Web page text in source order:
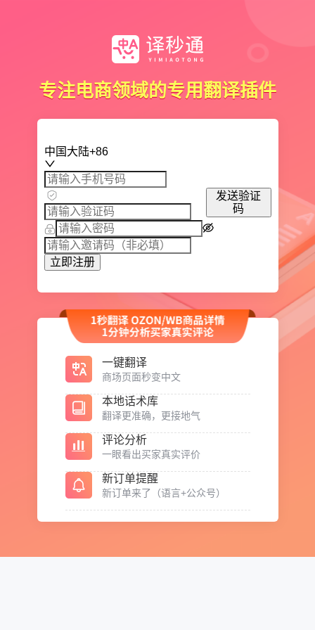
专注电商领域的专用翻译插件
中国大陆+86
发送验证
码
立即注册
一键翻译
商场页面秒变中文
本地话术库
翻译更准确，更接地气
评论分析
一眼看出买家真实评价
新订单提醒
新订单来了（语言+公众号）